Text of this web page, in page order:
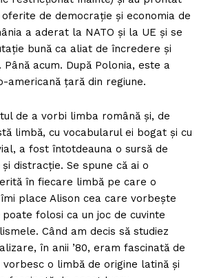
de democrație și economia de
a aderat la NATO și la UE și se
bună ca aliat de încredere și
acum. După Polonia, este a
americană țară din regiune.
de a vorbi limba română și, de
limbă, cu vocabularul ei bogat și cu
a fost întotdeauna o sursă de
distracție. Se spune că ai o
în fiecare limbă pe care o
place Alison cea care vorbește
folosi ca un joc de cuvinte
Când am decis să studiez
în anii ’80, eram fascinată de
o limbă de origine latină și